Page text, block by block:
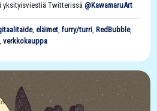
yksityisviestiä Twitterissä @KawamaruArt
, eläimet, furry/turri, RedBubble,
verkkokauppa